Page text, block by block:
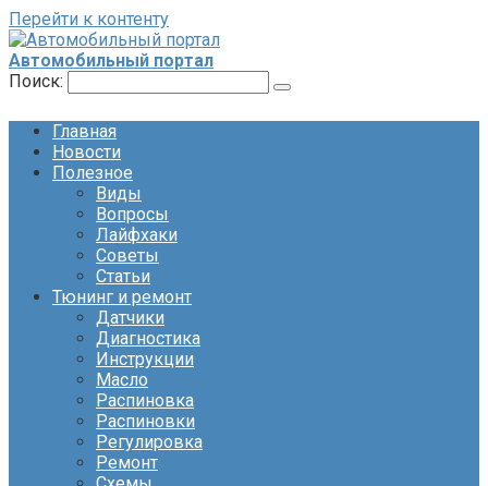
Перейти к контенту
Автомобильный портал
Поиск:
Главная
Новости
Полезное
Виды
Вопросы
Лайфхаки
Советы
Статьи
Тюнинг и ремонт
Датчики
Диагностика
Инструкции
Масло
Распиновка
Распиновки
Регулировка
Ремонт